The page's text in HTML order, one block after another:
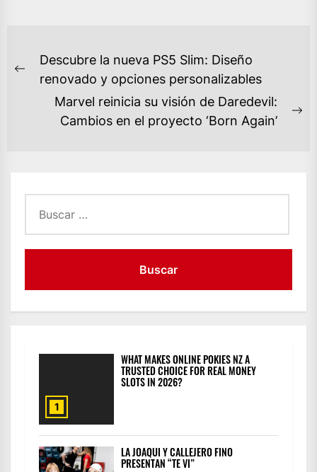
NAVEGACIÓN
DE
ENTRADAS
Previous
Descubre la nueva PS5 Slim: Diseño
renovado y opciones personalizables
Marvel reinicia su visión de Daredevil:
Cambios en el proyecto ‘Born Again’
1
WHAT MAKES ONLINE POKIES NZ A
TRUSTED CHOICE FOR REAL MONEY
SLOTS IN 2026?
LA JOAQUI Y CALLEJERO FINO
PRESENTAN “TE VI”